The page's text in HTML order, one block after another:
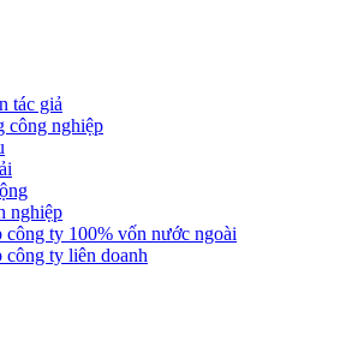
tác giả
công nghiệp
nghiệp
công ty 100% vốn nước ngoài
công ty liên doanh